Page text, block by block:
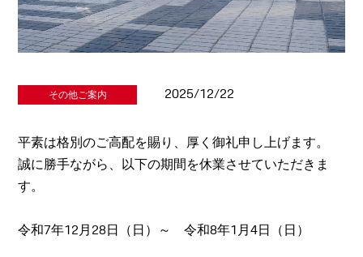
その他ご案内 2025/12/22
平素は格別のご高配を賜り、厚く御礼申し上げます。
誠に勝手ながら、以下の期間を休業させていただきま
す。
令和7年12月28日（日）～ 令和8年1月4日（日）